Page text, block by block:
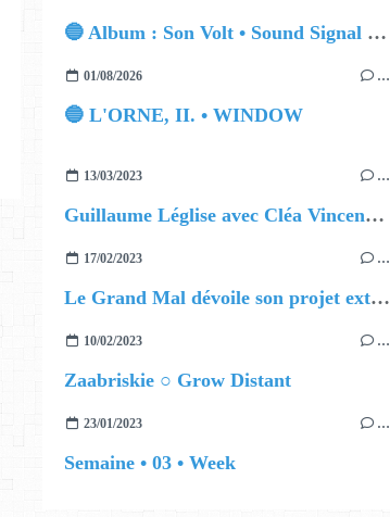
🔵 Album : Son Volt • Sound Signal Serenades
01/08/2026 …
🔵 L'ORNE, II. • WINDOW
13/03/2023 …
Guillaume Léglise avec Cléa Vincent ○ Les Dunes
17/02/2023 …
Le Grand Mal dévoile son projet extraordinaire
10/02/2023 …
Zaabriskie ○ Grow Distant
23/01/2023 …
Semaine • 03 • Week